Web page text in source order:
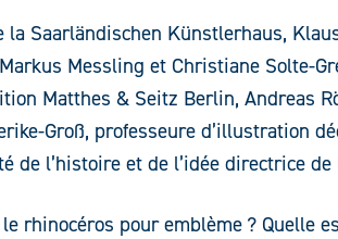
la Saarländischen Künstlerhaus,
Messling et Christiane Solte-
Matthes & Seitz Berlin, Andreas
Groß, professeure d’illustration
de l’histoire et de l’idée directrice de
rhinocéros pour emblème ? Quelle